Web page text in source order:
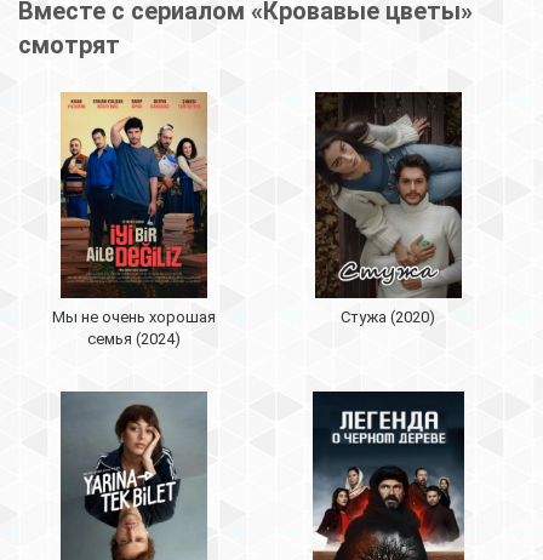
Вместе с сериалом «Кровавые цветы»
смотрят
Мы не очень хорошая
семья (2024)
Стужа (2020)